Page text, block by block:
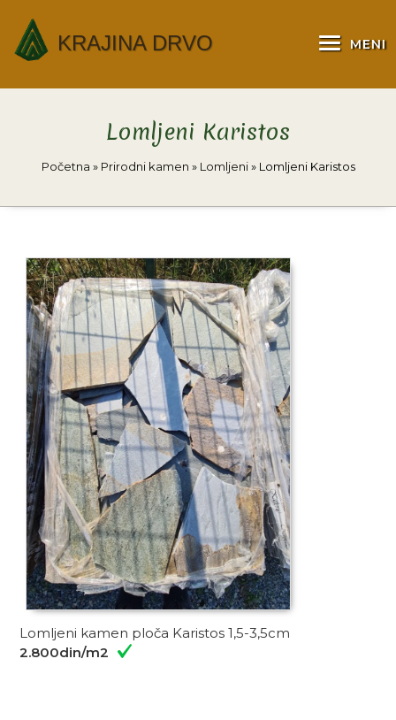
KRAJINA DRVO MENI
Lomljeni Karistos
Početna » Prirodni kamen » Lomljeni» Lomljeni Karistos
Lomljeni kamen ploča Karistos 1,5-3,5cm
2.800din/m2